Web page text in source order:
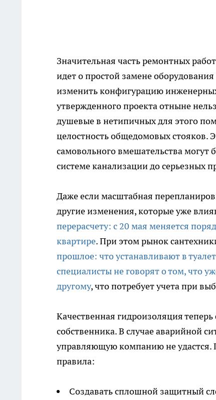
Значительная часть ремонтных
идет о простой замене
изменить конфигурацию
утвержденного проекта отныне
душевые в нетипичных для этого
целостность общедомовых стояков.
самовольного вмешательства
системе канализации до серьезных
Даже если масштабная
другие изменения, которые уже
перерасчету: с 20 мая меняется
квартире. При этом рынок
прошлое: что устанавливают в
специалисты не говорят о том, что
другому, что потребует учета при
Качественная гидроизоляция
собственника. В случае аварийной
управляющую компанию не
правила:
Создавать сплошной защитный